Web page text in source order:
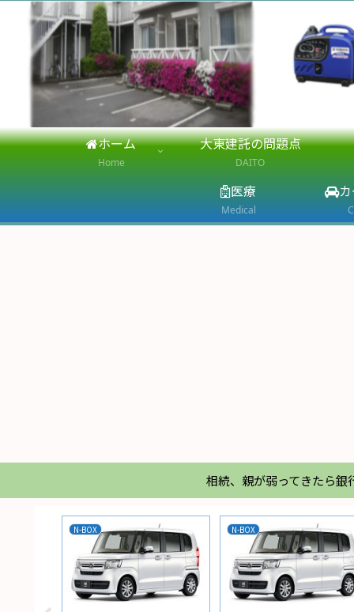
ホーム
Home
大東建託の問題点
DAITO
医療
Medical
相続、親が弱ってきたら銀
N-BOX N-BOX